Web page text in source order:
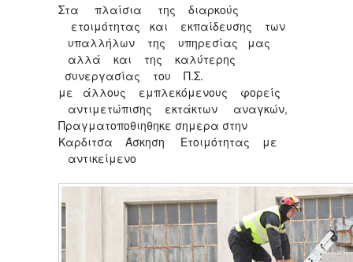
Στα πλαίσια της διαρκούς
ετοιμότητας και εκπαίδευσης των
υπαλλήλων της υπηρεσίας μας
αλλά και της καλύτερης
συνεργασίας του Π.Σ.
με άλλους εμπλεκόμενους φορείς
αντιμετώπισης εκτάκτων αναγκών,
Πραγματοποθιηθηκε σημερα στην
Καρδιτσα Άσκηση Ετοιμότητας με
αντικείμενο